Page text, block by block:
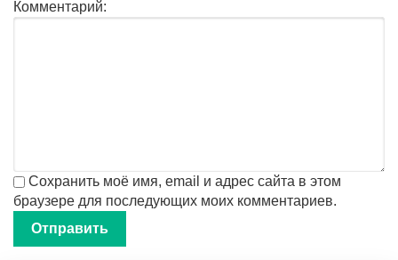
Комментарий:
Сохранить моё имя, email и адрес сайта в этом
браузере для последующих моих комментариев.